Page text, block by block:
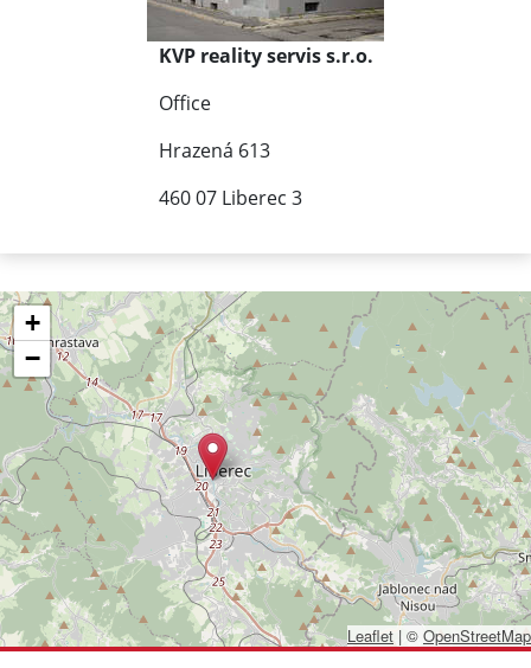
KVP reality servis s.r.o.
Office
Hrazená 613
460 07 Liberec 3
+
−
Leaflet | © OpenStreetMap